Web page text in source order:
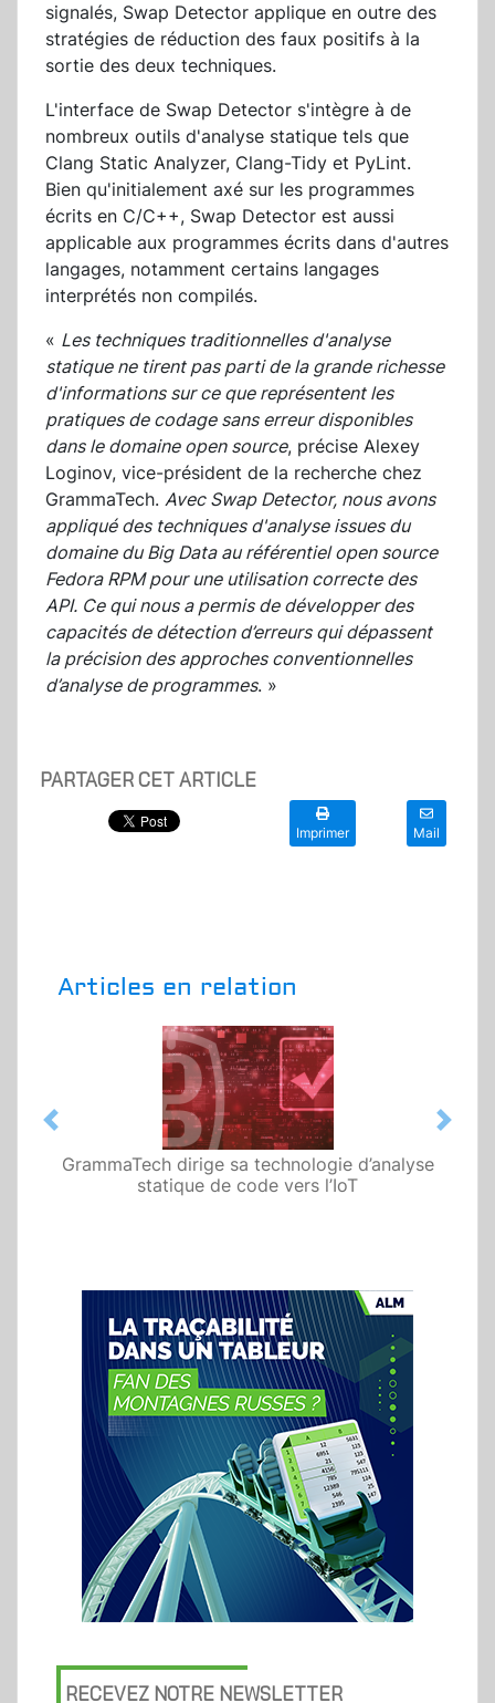
signalés, Swap Detector applique en outre des
stratégies de réduction des faux positifs à la
sortie des deux techniques.
L'interface de Swap Detector s'intègre à de
nombreux outils d'analyse statique tels que
Clang Static Analyzer, Clang-Tidy et PyLint.
Bien qu'initialement axé sur les programmes
écrits en C/C++, Swap Detector est aussi
applicable aux programmes écrits dans d'autres
langages, notamment certains langages
interprétés non compilés.
« Les techniques traditionnelles d'analyse
statique ne tirent pas parti de la grande richesse
d'informations sur ce que représentent les
pratiques de codage sans erreur disponibles
dans le domaine open source, précise Alexey
Loginov, vice-président de la recherche chez
GrammaTech. Avec Swap Detector, nous avons
appliqué des techniques d'analyse issues du
domaine du Big Data au référentiel open source
Fedora RPM pour une utilisation correcte des
API. Ce qui nous a permis de développer des
capacités de détection d’erreurs qui dépassent
la précision des approches conventionnelles
d’analyse de programmes. »
PARTAGER CET ARTICLE
Imprimer Mail
Articles en relation
GrammaTech dirige sa technologie d’analyse
statique de code vers l’IoT
Previous Next
RECEVEZ NOTRE NEWSLETTER